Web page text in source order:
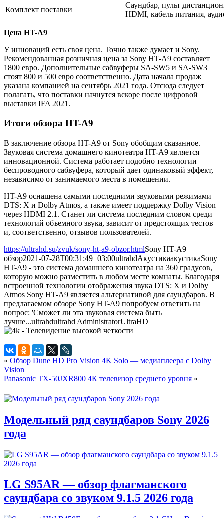
Комплект поставки
Саундбар, пульт
HDMI, кабель питания,
Цена HT-A9
У инноваций есть своя цена. Точно также думает и Sony.
Рекомендованная розничная цена за Sony HT-A9 составляет
1800 евро. Дополнительные сабвуферы SA-SW5 и SA-SW3
стоят 800 и 500 евро соответственно. Дата начала продаж
указана компанией на сентябрь 2021 года. Отсюда следует
полагать, что поставки начнутся вскоре после цифровой
выставки IFA 2021.
Итоги обзора HT-A9
В заключение обзора HT-A9 от Sony обобщим сказанное.
Звуковая система домашнего кинотеатра HT-A9 является
инновационной. Система работает подобно технологии
беспроводного сабвуфера, который дает одинаковый эффект,
независимо от занимаемого места в помещении.
HT-A9 оснащена самыми последними звуковыми режимами
DTS: X и Dolby Atmos, а также имеет поддержку Dolby Vision
через HDMI 2.1. Станет ли система последним словом среди
технологий объемного звука, зависит от предстоящих тестов
и, соответственно, отзывов пользователей.
https://ultrahd.su/zvuk/sony-ht-a9-obzor.htmlSony HT-A9
обзор2021-07-28T00:31:49+03:00ultrahdАкустикаакустикаSony
HT-A9 - это система домашнего кинотеатра на 360 градусов,
которую можно разместить в любом месте комнаты. Благодаря
встроенной технологии отображения звука DTS: X и Dolby
Atmos Sony HT-A9 является альтернативой для саундбаров. В
предлагаемом обзоре Sony HT-A9 попробуем ответить на
вопрос: 'Сможет ли эта звуковая система быть
лучше...ultrahdultrahd AdministratorUltraHD
« Обзор Dune HD Pro Vision 4K Solo — медиаплеера с Dolby
Vision
Panasonic TX-50JXR800 4К телевизор среднего уровня »
Модельный ряд саундбаров Sony 2026
года
LG S95AR — обзор флагманского
саундбара со звуком 9.1.5 2026 года